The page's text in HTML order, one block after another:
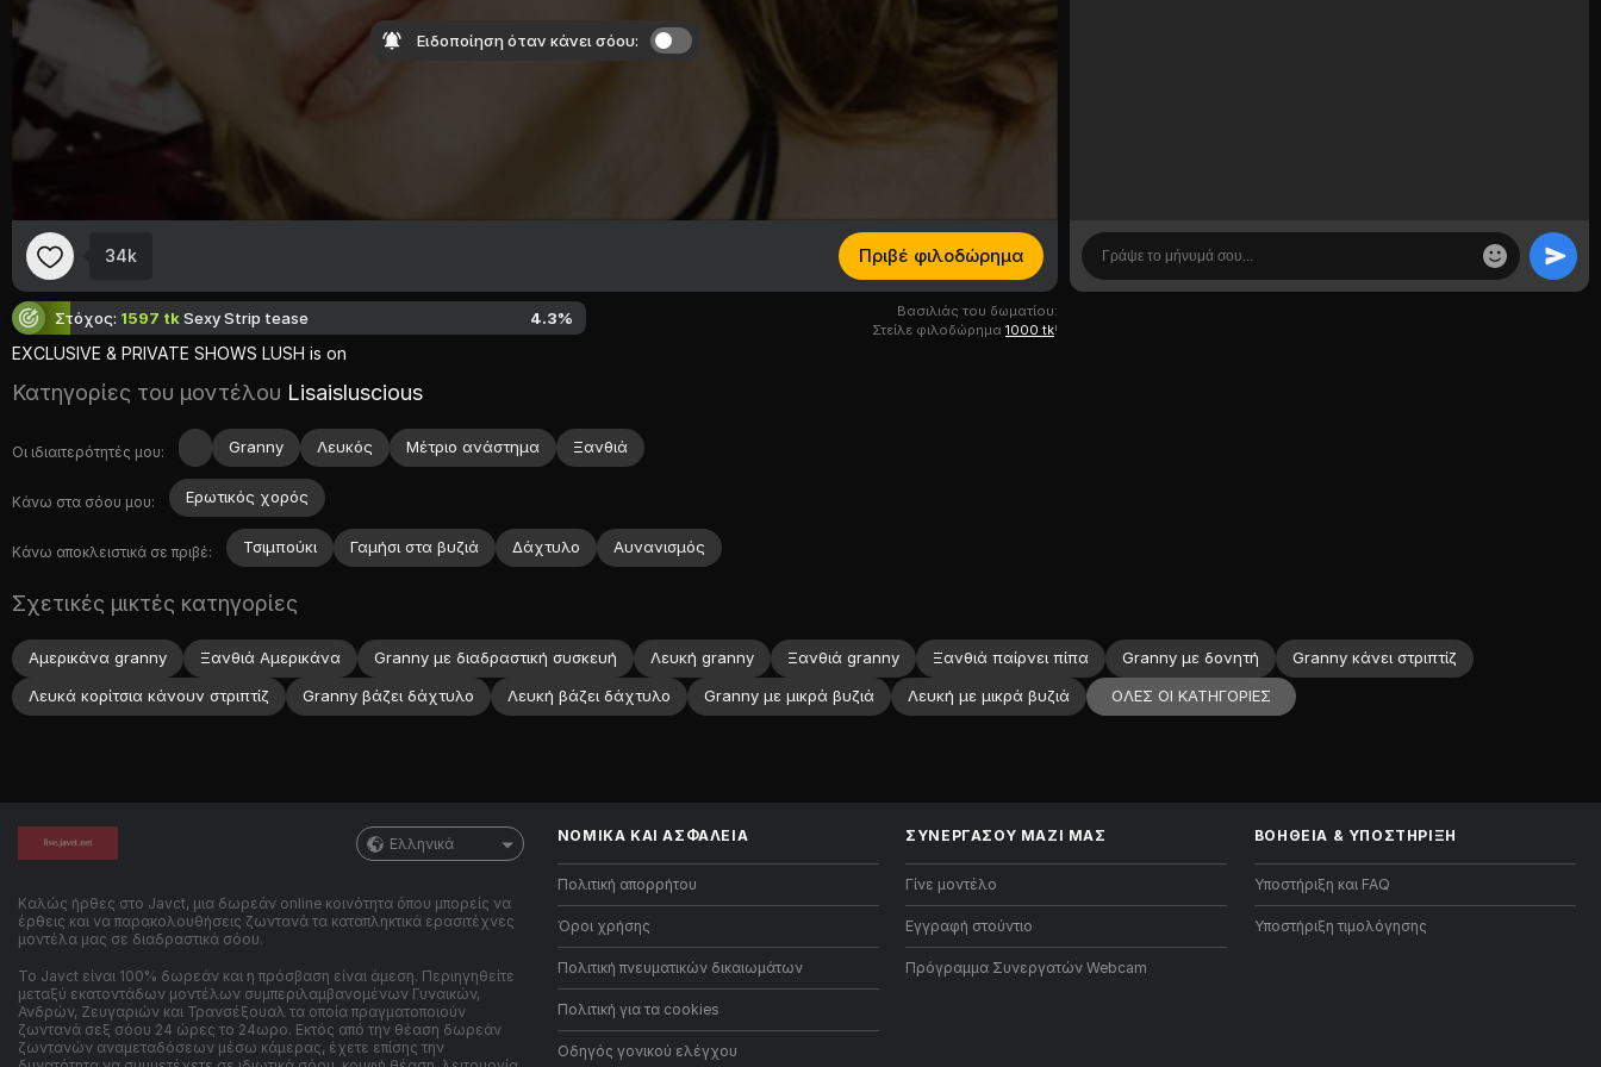
Ειδοποίηση όταν κάνει σόου:
34k Πριβέ φιλοδώρημα
Στόχος: 1597 tkSexy Strip tease 4.3%
EXCLUSIVE & PRIVATE SHOWS LUSH is on
Βασιλιάς του δωματίου:
Στείλε φιλοδώρημα 1000 tk!
Κατηγορίες του μοντέλου Lisaisluscious
Οι ιδιαιτερότητές μου: Granny Λευκός Μέτριο ανάστημα Ξανθιά
Κάνω στα σόου μου: Ερωτικός χoρός
Κάνω αποκλειστικά σε πριβέ: Τσιμπούκι Γαμήσι στα βυζιά Δάχτυλο Αυνανισμός
Σχετικές μικτές κατηγορίες
Αμερικάνα granny Ξανθιά Αμερικάνα Granny με διαδραστική συσκευή Λευκή granny Ξανθιά granny Ξανθιά παίρνει πίπα Granny με δονητή
Granny κάνει στριπτίζ
Λευκά κορίτσια κάνουν στριπτίζ
Granny βάζει δάχτυλο Λευκή βάζει δάχτυλο Granny με μικρά βυζιά Λευκή με μικρά βυζιά ΟΛΕΣ ΟΙ ΚΑΤΗΓΟΡΙΕΣ
Ελληνικά
Καλώς ήρθες στο Javct, μια δωρεάν online κοινότητα όπου μπορείς να
έρθεις και να παρακολουθήσεις ζωντανά τα καταπληκτικά ερασιτέχνες
μοντέλα μας σε διαδραστικά σόου.
Το Javct είναι 100% δωρεάν και η πρόσβαση είναι άμεση. Περιηγηθείτε
μεταξύ εκατοντάδων μοντέλων συμπεριλαμβανομένων Γυναικών,
Ανδρών, Ζευγαριών και Τρανσέξουαλ τα οποία πραγματοποιούν
ζωντανά σεξ σόου 24 ώρες το 24ωρο. Εκτός από την θέαση δωρεάν
ζωντανών αναμεταδόσεων μέσω κάμερας, έχετε επίσης την
ΝΟΜΙΚΑ ΚΑΙ ΑΣΦΑΛΕΙΑ
Πολιτική απορρήτου
Όροι χρήσης
Πολιτική πνευματικών δικαιωμάτων
Πολιτική για τα cookies
Οδηγός γονικού ελέγχου
ΣΥΝΕΡΓΑΣΟΥ ΜΑΖΙ ΜΑΣ
Γίνε μοντέλο
Εγγραφή στούντιο
Πρόγραμμα Συνεργατών Webcam
ΒΟΉΘΕΙΑ & ΥΠΟΣΤΉΡΙΞΗ
Υποστήριξη και FAQ
Υποστήριξη τιμολόγησης